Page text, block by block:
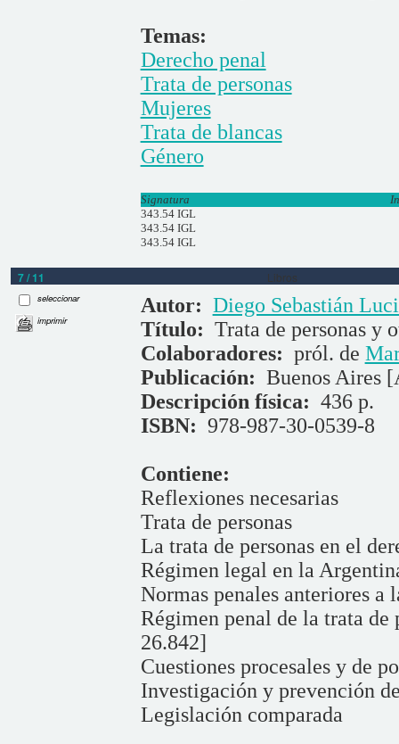
Temas:
Derecho penal
Trata de personas
Mujeres
Trata de blancas
Género
Signatura
343.54 IGL
343.54 IGL
343.54 IGL
7 / 11 Libros
seleccionar
imprimir
Autor: Diego Sebastián
Título: Trata de personas y
Colaboradores: pról. de
Publicación: Buenos Aires
Descripción física: 436 p.
ISBN: 978-987-30-0539-8
Contiene:
Reflexiones necesarias
Trata de personas
La trata de personas en el
Régimen legal en la
Normas penales anteriores a
Régimen penal de la trata
26.842]
Cuestiones procesales y de
Investigación y prevención
Legislación comparada